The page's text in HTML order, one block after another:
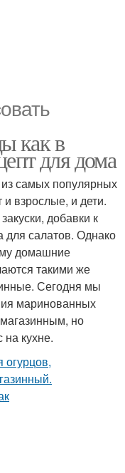
как в
для дома
самых популярных
взрослые, и дети.
добавки к
салатов. Однако
домашние
такими же
Сегодня мы
маринованных
но
кухне.